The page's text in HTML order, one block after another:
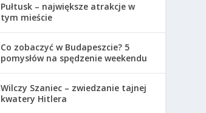
Pułtusk – największe atrakcje w
tym mieście
Co zobaczyć w Budapeszcie? 5
pomysłów na spędzenie weekendu
Wilczy Szaniec – zwiedzanie tajnej
kwatery Hitlera